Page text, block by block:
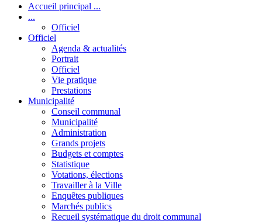
Accueil principal ...
...
Officiel
Officiel
Agenda & actualités
Portrait
Officiel
Vie pratique
Prestations
Municipalité
Conseil communal
Municipalité
Administration
Grands projets
Budgets et comptes
Statistique
Votations, élections
Travailler à la Ville
Enquêtes publiques
Marchés publics
Recueil systématique du droit communal